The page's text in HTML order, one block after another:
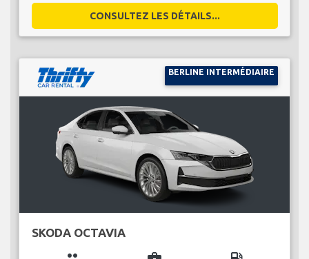
CONSULTEZ LES DÉTAILS...
BERLINE INTERMÉDIAIRE
SKODA OCTAVIA